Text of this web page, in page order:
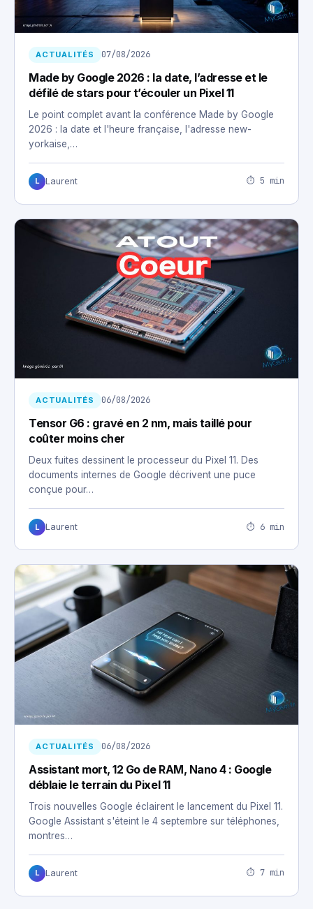
ACTUALITÉS 07/08/2026
Made by Google 2026 : la date, l’adresse et le
défilé de stars pour t’écouler un Pixel 11
Le point complet avant la conférence Made by Google
2026 : la date et l'heure française, l'adresse new-
yorkaise,…
L Laurent ⏱ 5 min
ACTUALITÉS 06/08/2026
Tensor G6 : gravé en 2 nm, mais taillé pour
coûter moins cher
Deux fuites dessinent le processeur du Pixel 11. Des
documents internes de Google décrivent une puce
conçue pour…
L Laurent ⏱ 6 min
ACTUALITÉS 06/08/2026
Assistant mort, 12 Go de RAM, Nano 4 : Google
déblaie le terrain du Pixel 11
Trois nouvelles Google éclairent le lancement du Pixel 11.
Google Assistant s'éteint le 4 septembre sur téléphones,
montres…
L Laurent ⏱ 7 min